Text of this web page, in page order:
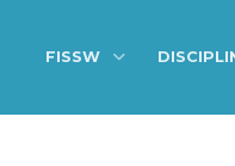
FISSW